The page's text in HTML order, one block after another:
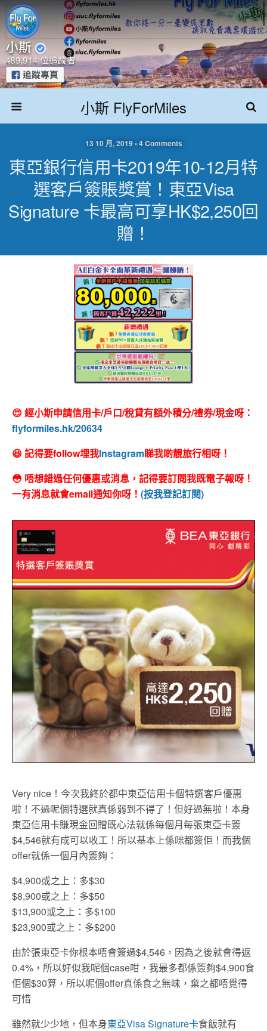
小斯 FlyForMiles
13 10 月, 2019 • 4 Comments
東亞銀行信用卡2019年10-12月特
選客戶簽賬獎賞！東亞Visa
Signature 卡最高可享HK$2,250回
贈！
😍 經小斯申請信用卡/戶口/稅貸有額外積分/禮券/現金呀：
flyformiles.hk/20634
😆 記得要follow埋我Instagram睇我啲靚旅行相呀！
😳 唔想錯過任何優惠或消息，記得要訂閱我既電子報呀！
一有消息就會email通知你呀！ (按我登記訂閱)
Very nice！今次我終於都中東亞信用卡個特選客戶優惠
啦！不過呢個特選就真係弱到不得了！但好過無啦！本身
東亞信用卡賺現金回贈既心法就係每個月每張東亞卡簽
$4,546就有成可以收工！所以基本上係咪都簽佢！而我個
offer就係一個月內簽夠：
$4,900或之上：多$30
$8,900或之上：多$50
$13,900或之上：多$100
$23,900或之上：多$200
由於張東亞卡你根本唔會簽過$4,546，因為之後就會得返
0.4%，所以好似我呢個case咁，我最多都係簽夠$4,900食
佢個$30算，所以呢個offer真係食之無味，棄之都唔覺得
可惜
雖然就少少地，但本身東亞Visa Signature卡食飯就有